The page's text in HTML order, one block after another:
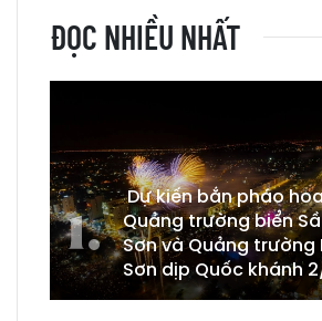
ĐỌC NHIỀU NHẤT
Dự kiến bắn pháo
Quảng trường biển
Sơn và Quảng trường
Sơn dịp Quốc khánh